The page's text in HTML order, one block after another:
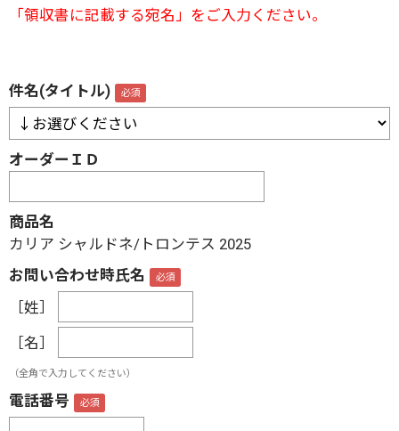
「領収書に記載する宛名」をご入力ください。
件名(タイトル)
オーダーＩＤ
商品名
カリア シャルドネ/トロンテス 2025
お問い合わせ時氏名
［姓］
［名］
（全角で入力してください）
電話番号